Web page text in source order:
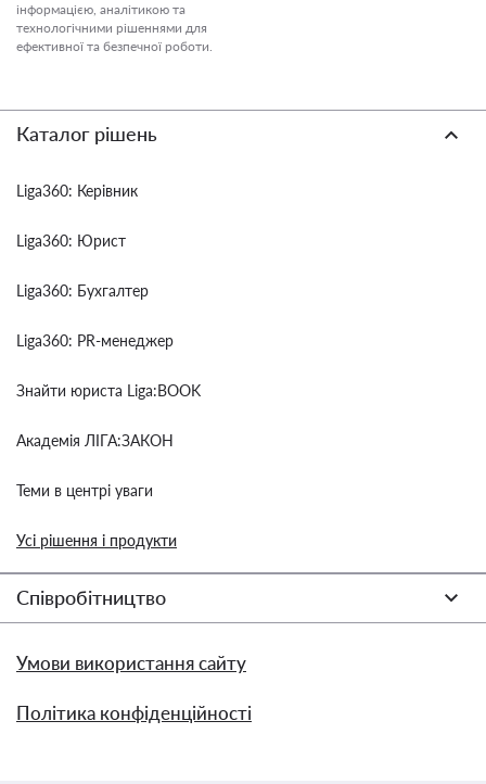
інформацією, аналітикою та
технологічними рішеннями для
ефективної та безпечної роботи.
Каталог рішень
Liga360: Керівник
Liga360: Юрист
Liga360: Бухгалтер
Liga360: PR-менеджер
Знайти юриста Liga:BOOK
Академія ЛІГА:ЗАКОН
Теми в центрі уваги
Усі рішення і продукти
Співробітництво
Умови використання сайту
Політика конфіденційності